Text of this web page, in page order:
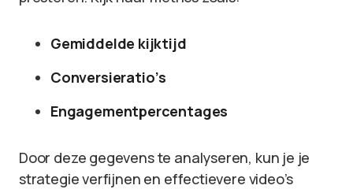
Gemiddelde kijktijd
Conversieratio’s
Engagementpercentages
Door deze gegevens te analyseren, kun je je
strategie verfijnen en effectievere video’s